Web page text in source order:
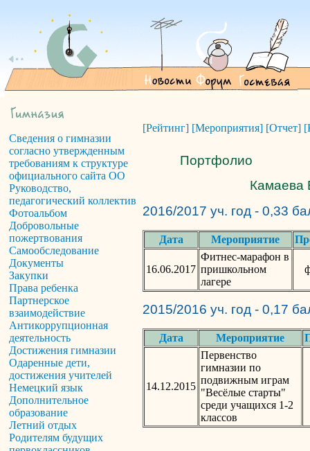
Сведения о гимназии
согласно утвержденным
требованиям к структуре
официального сайта ОО
Руководство,
педагогический коллектив
Фотоальбом
Добровольные
пожертвования
Самообследование
Документы
Закупки
Права ребенка
Партнерское
взаимодействие
Антикоррупционная
деятельность
Достижения гимназии
Одаренные дети,
достижения учителей
Немецкий язык
Дополнительное
образование
Летний отдых
Родителям будущих
[Рейтинг] [Мероприятия] [Отчет]
Портфолио
Камаева
2016/2017 уч. год - 0,33
Дата Мероприятие
16.06.2017
Фитнес-марафон в
пришкольном
лагере
2015/2016 уч. год - 0,17
Дата Мероприятие
14.12.2015
Первенство
гимназии по
подвижным играм
"Весёлые старты"
среди учащихся 1-2
классов